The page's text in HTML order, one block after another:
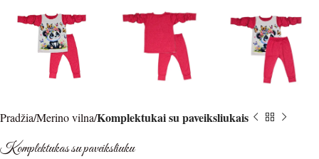
PradžiaMerino vilnaKomplektukai su paveiksliukais
Komplektukas su paveiksliuku